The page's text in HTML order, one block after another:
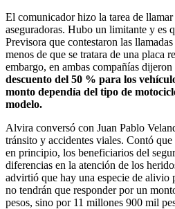
El comunicador hizo la tarea de
aseguradoras. Hubo un limitante y es
Previsora que contestaron las
menos de que se tratara de una placa
embargo, en ambas compañías dijeron
descuento del 50 % para los
monto dependía del tipo de
modelo.
Alvira conversó con Juan Pablo
tránsito y accidentes viales. Contó
en principio, los beneficiarios del
diferencias en la atención de los
advirtió que hay una especie de alivio
no tendrán que responder por un
pesos, sino por 11 millones 900 mil